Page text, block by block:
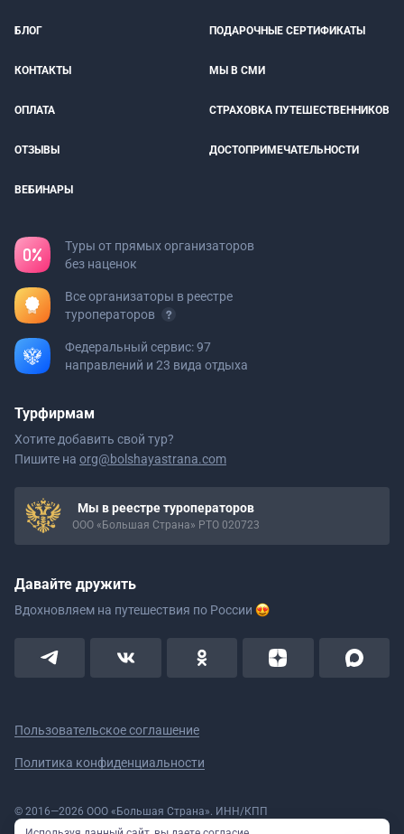
БЛОГ ПОДАРОЧНЫЕ СЕРТИФИКАТЫ
КОНТАКТЫ МЫ В СМИ
ОПЛАТА СТРАХОВКА ПУТЕШЕСТВЕННИКОВ
ОТЗЫВЫ ДОСТОПРИМЕЧАТЕЛЬНОСТИ
ВЕБИНАРЫ
Туры от прямых организаторов
без наценок
Все организаторы в реестре
туроператоров
Федеральный сервис: 97
направлений и 23 вида отдыха
Турфирмам
Хотите добавить свой тур?
Пишите на org@bolshayastrana.com
Мы в реестре туроператоров
ООО «Большая Страна» РТО 020723
Давайте дружить
Вдохновляем на путешествия по России
Пользовательское соглашение
Политика конфиденциальности
© 2016—2026 ООО «Большая Страна». ИНН/КПП
5908078160/590801001 ОГРН 1185958020533